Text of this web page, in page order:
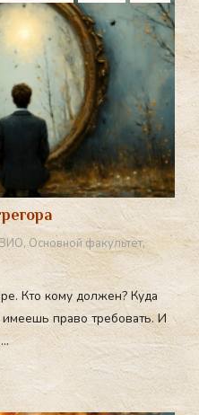
,Основной факультет,
Кто кому должен? Куда
право требовать. И